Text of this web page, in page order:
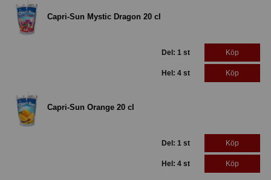
Capri-Sun Mystic Dragon 20 cl
Del: 1 st Köp
Hel: 4 st Köp
Capri-Sun Orange 20 cl
Del: 1 st Köp
Hel: 4 st Köp